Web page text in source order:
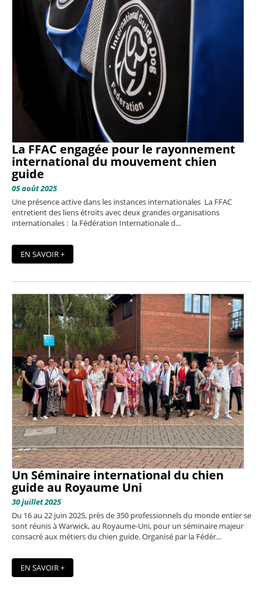
La FFAC engagée pour le rayonnement
international du mouvement chien
guide
05 août 2025
Une présence active dans les instances internationales La FFAC
entretient des liens étroits avec deux grandes organisations
internationales : la Fédération Internationale d...
EN SAVOIR +
Un Séminaire international du chien
guide au Royaume Uni
30 juillet 2025
Du 16 au 22 juin 2025, près de 350 professionnels du monde entier se
sont réunis à Warwick, au Royaume-Uni, pour un séminaire majeur
consacré aux métiers du chien guide. Organisé par la Fédér...
EN SAVOIR +